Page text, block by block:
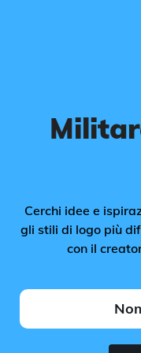
Cerchi idee e
gli stili di logo più
con il